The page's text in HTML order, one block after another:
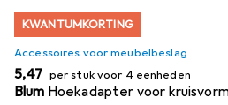
KWANTUMKORTING
Accessoires voor meubelbeslag
EUR
5,47 per stuk voor 4 eenheden
Blum Hoekadapter voor